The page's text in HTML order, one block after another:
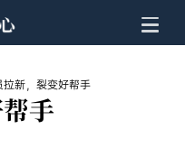
拉新，裂变好帮手
手